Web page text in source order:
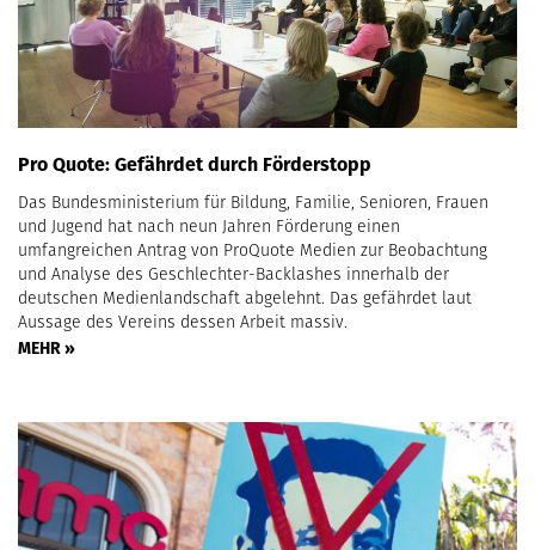
Pro Quote: Gefährdet durch Förderstopp
Das Bundesministerium für Bildung, Familie, Senioren, Frauen
und Jugend hat nach neun Jahren Förderung einen
umfangreichen Antrag von ProQuote Medien zur Beobachtung
und Analyse des Geschlechter-Backlashes innerhalb der
deutschen Medienlandschaft abgelehnt. Das gefährdet laut
Aussage des Vereins dessen Arbeit massiv.
MEHR »